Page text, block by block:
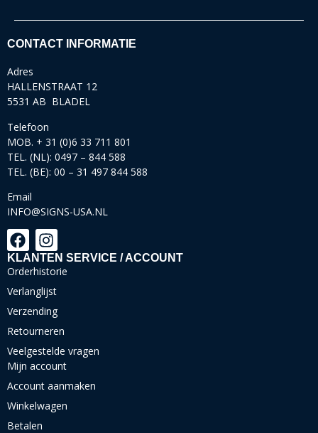
CONTACT INFORMATIE
Adres
HALLENSTRAAT 12
5531 AB BLADEL
Telefoon
MOB. + 31 (0)6 33 711 801
TEL. (NL): 0497 – 844 588
TEL. (BE): 00 – 31 497 844 588
Email
INFO@SIGNS-USA.NL
KLANTEN SERVICE / ACCOUNT
Orderhistorie
Verlanglijst
Verzending
Retourneren
Veelgestelde vragen
Mijn account
Account aanmaken
Winkelwagen
Betalen